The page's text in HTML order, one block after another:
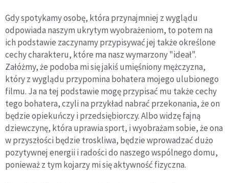
Gdy spotykamy osobę, która przynajmniej z wyglądu
odpowiada naszym ukrytym wyobrażeniom, to potem na
ich podstawie zaczynamy przypisywać jej także określone
cechy charakteru, które ma nasz wymarzony "ideał".
Załóżmy, że podoba mi się jakiś umięśniony mężczyzna,
który z wyglądu przypomina bohatera mojego ulubionego
filmu. Ja na tej podstawie mogę przypisać mu także cechy
tego bohatera, czyli na przykład nabrać przekonania, że on
będzie opiekuńczy i przedsiębiorczy. Albo widzę fajną
dziewczynę, która uprawia sport, i wyobrażam sobie, że ona
w przyszłości będzie troskliwa, będzie wprowadzać dużo
pozytywnej energii i radości do naszego wspólnego domu,
ponieważ z tym kojarzy mi się aktywność fizyczna.